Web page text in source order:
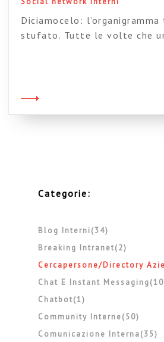
Diciamocelo:
stufato. Tutte le volte che
è una questione tecnica. E
Categorie:
Blog Interni(34)
Breaking Intranet(2)
Cercapersone/directory
Chat E Instant
Chatbot(1)
Community Interne(50)
Comunicazione Interna(35)